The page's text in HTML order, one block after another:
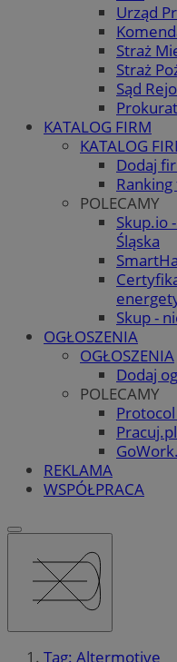
Urząd
Straż
Straż
Sąd
KATALOG FIRM
KATALOG
Dodaj
POLECAMY
Skup.io
Śląska
Skup -
OGŁOSZENIA
OGŁOSZENIA
Dodaj
POLECAMY
REKLAMA
WSPÓŁPRACA
Tag: Altermotive